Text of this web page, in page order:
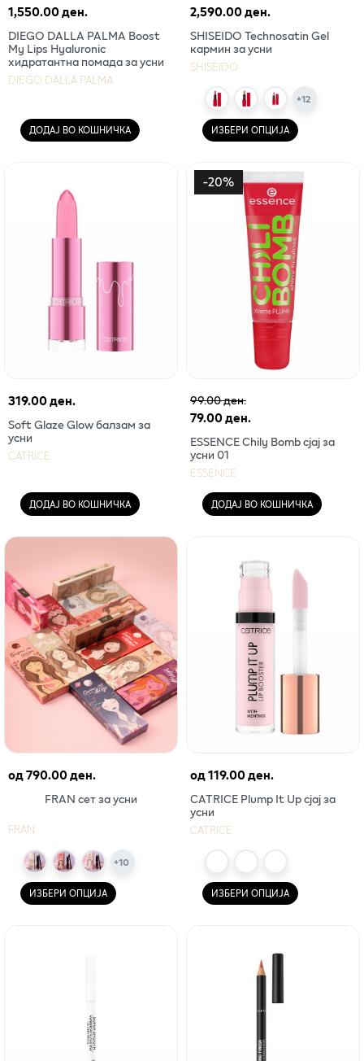
1,550.00 ден.
DIEGO DALLA PALMA Boost
My Lips Hyaluronic
хидратантна помада за усни
DIEGO DALLA PALMA
ДОДАЈ ВО КОШНИЧКА
2,590.00 ден.
SHISEIDO Technosatin Gel
кармин за усни
SHISEIDO
+12
ИЗБЕРИ ОПЦИЈА
319.00 ден.
Soft Glaze Glow балзам за
усни
CATRICE
ДОДАЈ ВО КОШНИЧКА
-20%
99.00 ден.
79.00 ден.
ESSENCE Chily Bomb сјај за
усни 01
ESSENCE
ДОДАЈ ВО КОШНИЧКА
од790.00 ден.
FRAN сет за усни
FRAN
+10
ИЗБЕРИ ОПЦИЈА
од119.00 ден.
CATRICE Plump It Up сјај за
усни
CATRICE
ИЗБЕРИ ОПЦИЈА